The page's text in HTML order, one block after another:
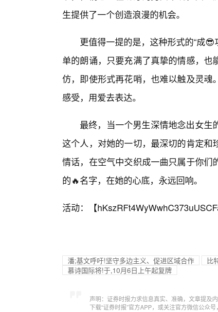
生提供了一个创造浪漫的机会。
更值得一提的是，这种形式的“成
单的朗诵，只要充满了真挚的情感，
仿，即使形式再花哨，也难以触及灵
感受，用爱去表达。
最终，当一个男生深情地念出女生
这个人，对她的一切，最深切的肯定
情话，在空气中交织成一曲只属于你
的🔥名字，在她的心底，永远回响。
活动：【
潘;基文呼吁!坚守多边主义、促进区域合作
比
慕诗国际将!于,10月6日上午起复牌
声明：证券时报力求信息真实、准确，文章提及
下载“证券时报”官方APP，或关注官方微信公众